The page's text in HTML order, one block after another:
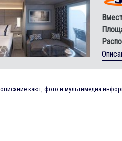
описание кают, фото и мультимедиа